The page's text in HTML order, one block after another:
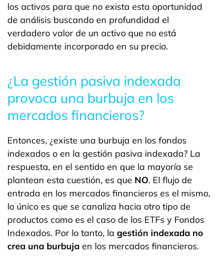
los activos para que no exista esta oportunidad
de análisis buscando en profundidad el
verdadero valor de un activo que no está
debidamente incorporado en su precio.
¿La gestión pasiva indexada
provoca una burbuja en los
mercados financieros?
Entonces, ¿existe una burbuja en los fondos
indexados o en la gestión pasiva indexada? La
respuesta, en el sentido en que la mayoría se
plantean esta cuestión, es que NO. El flujo de
entrada en los mercados financieros es el mismo,
lo único es que se canaliza hacia otro tipo de
productos como es el caso de los ETFs y Fondos
Indexados. Por lo tanto, la gestión indexada no
crea una burbuja en los mercados financieros.